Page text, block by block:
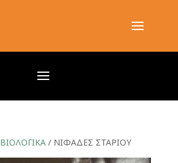
ΒΙΟΛΟΓΙΚΑ/ ΝΙΦΑΔΕΣ ΣΤΑΡΙΟΥ